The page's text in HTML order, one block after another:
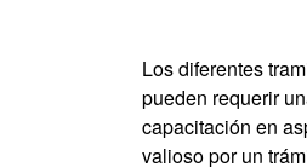
Los diferentes
pueden requerir
capacitación en
valioso por un